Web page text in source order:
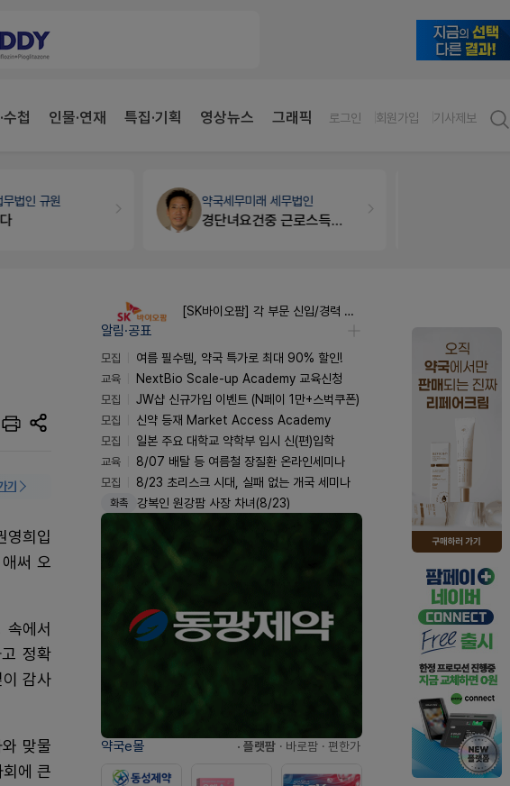
수첩 인물·연재 특집·기획 영상뉴스 그래픽 로그인 회원가입 기사제보
무법인 규원 약국세무미래 세무법인
경단녀요건중 근로스득원천징수액
기
영희입
써 오
에서
정확
감사
맞물
에 큰
[SK바이오팜] 각 부문 신입/경력 구성원 영입
알림·공표
모집
여름 필수템, 약국 특가로 최대 90% 할인!
교육
NextBio Scale-up Academy 교육신청
모집
JW샵 신규가입 이벤트 (N페이 1만+스벅쿠폰)
모집
신약 등재 Market Access Academy
모집
일본 주요 대학교 약학부 입시 신(편)입학
교육
8/07 배탈 등 여름철 장질환 온라인세미나
모집
8/23 초리스크 시대, 실패 없는 개국 세미나
화촉 강복인 원강팜 사장 차녀(8/23)
약국e몰 · 플랫팜 · 바로팜 · 편한가